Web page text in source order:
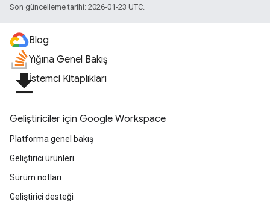
Son güncelleme tarihi: 2026-01-23 UTC.
Blog
Yığına Genel Bakış
file_downloadİstemci Kitaplıkları
Geliştiriciler için Google Workspace
Platforma genel bakış
Geliştirici ürünleri
Sürüm notları
Geliştirici desteği